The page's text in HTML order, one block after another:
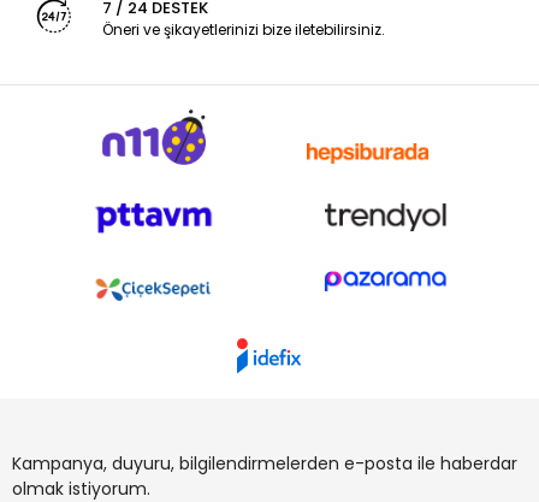
7 / 24 DESTEK
Öneri ve şikayetlerinizi bize iletebilirsiniz.
Kampanya, duyuru, bilgilendirmelerden e-posta ile haberdar
olmak istiyorum.